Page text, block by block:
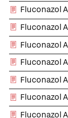
Fluconazol
Fluconazol
Fluconazol
Fluconazol
Fluconazol
Fluconazol
Fluconazol